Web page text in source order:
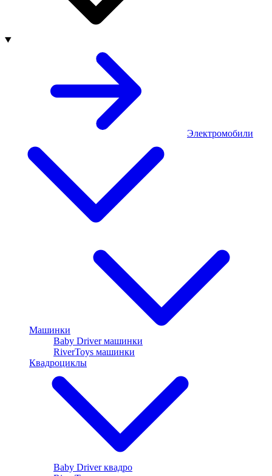
Электромобили
Машинки
Baby Driver машинки
RiverToys машинки
Квадроциклы
Baby Driver квадро